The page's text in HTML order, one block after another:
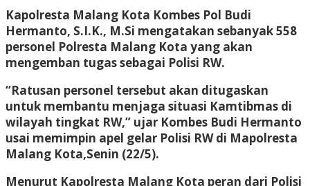
Kapolresta Malang Kota Kombes Pol Budi
Hermanto, S.I.K., M.Si mengatakan sebanyak 558
personel Polresta Malang Kota yang akan
mengemban tugas sebagai Polisi RW.
“Ratusan personel tersebut akan ditugaskan
untuk membantu menjaga situasi Kamtibmas di
wilayah tingkat RW,” ujar Kombes Budi Hermanto
usai memimpin apel gelar Polisi RW di Mapolresta
Malang Kota,Senin (22/5).
Menurut Kapolresta Malang Kota peran dari Polisi